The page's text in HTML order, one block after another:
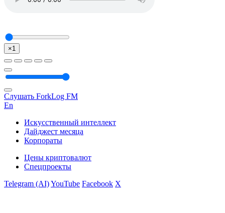
×1
Слушать ForkLog FM
En
Искусственный интеллект
Дайджест месяца
Корпораты
Цены криптовалют
Спецпроекты
Telegram (AI)YouTube Facebook X